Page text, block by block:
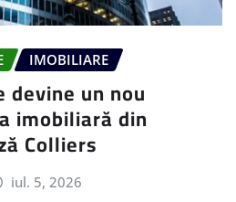
IMOBILIARE
un nou
imobiliară din
Colliers
iul. 5, 2026